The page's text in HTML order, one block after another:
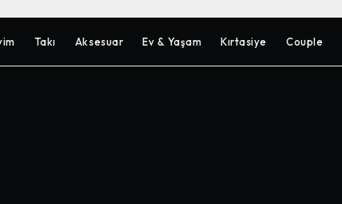
Takı Aksesuar Ev & Yaşam Kırtasiye Couple